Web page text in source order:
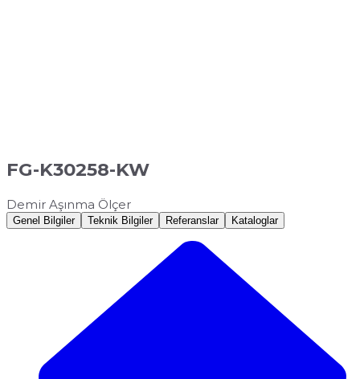
FG-K30258-KW
Demir Aşınma Ölçer
Genel Bilgiler Teknik Bilgiler Referanslar Kataloglar